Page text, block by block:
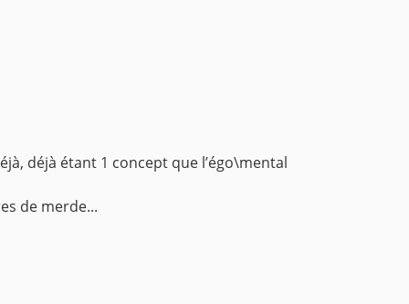
déjà étant 1 concept que l’égo\mental
de merde...